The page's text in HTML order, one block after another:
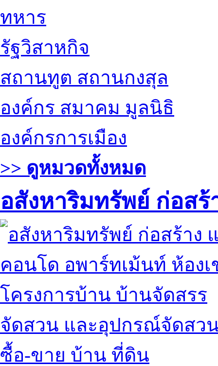
ทหาร
รัฐวิสาหกิจ
สถานทูต สถานกงสุล
องค์กร สมาคม มูลนิธิ
องค์กรการเมือง
>> ดูหมวดทั้งหมด
อสังหาริมทรัพย์ ก่อส
คอนโด อพาร์ทเม้นท์ ห้องเ
โครงการบ้าน บ้านจัดสรร
จัดสวน และอุปกรณ์จัดสว
ซื้อ-ขาย บ้าน ที่ดิน